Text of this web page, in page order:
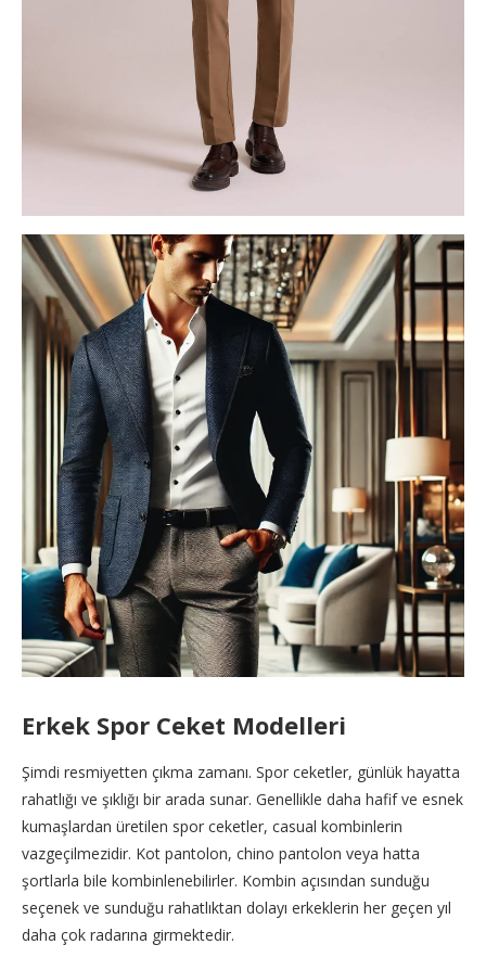
Erkek Spor Ceket Modelleri
Şimdi resmiyetten çıkma zamanı. Spor ceketler, günlük hayatta
rahatlığı ve şıklığı bir arada sunar. Genellikle daha hafif ve esnek
kumaşlardan üretilen spor ceketler, casual kombinlerin
vazgeçilmezidir. Kot pantolon, chino pantolon veya hatta
şortlarla bile kombinlenebilirler. Kombin açısından sunduğu
seçenek ve sunduğu rahatlıktan dolayı erkeklerin her geçen yıl
daha çok radarına girmektedir.